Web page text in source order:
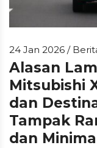
24 Jan 2026 /
Alasan
Mitsubishi
dan
Tampak
dan